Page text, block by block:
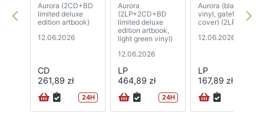
Aurora (2CD+BD
limited deluxe
edition artbook)
12.06.2026
CD
261,89 zł
24H
Aurora
(2LP+2CD+BD
limited deluxe
edition artbook,
light green vinyl)
12.06.2026
LP
464,89 zł
24H
Aurora (black
vinyl, gatefold
cover) (2LP)
12.06.2026
LP
167,89 zł